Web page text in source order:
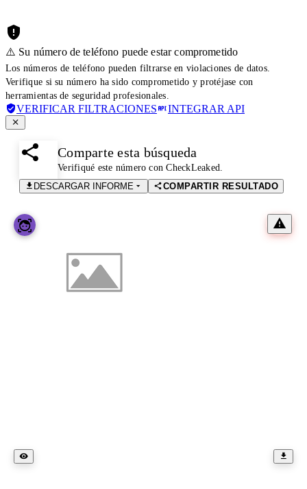
⚠️ Su número de teléfono puede estar comprometido
Los números de teléfono pueden filtrarse en violaciones de datos.
Verifique si su número ha sido comprometido y protéjase con
herramientas de seguridad profesionales.
VERIFICAR FILTRACIONES INTEGRAR API
Comparte esta búsqueda
Verifiqué este número con CheckLeaked.
DESCARGAR INFORME
COMPARTIR RESULTADO